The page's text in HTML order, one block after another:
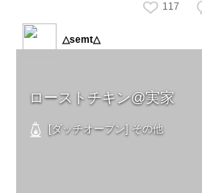
117
ローストチキン@実家
[ダッチオーブン] その他
△semt△